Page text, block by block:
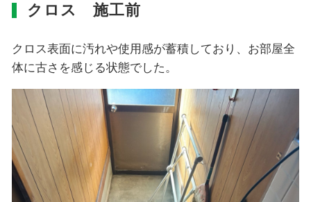
クロス 施工前
クロス表面に汚れや使用感が蓄積しており、お部屋全
体に古さを感じる状態でした。